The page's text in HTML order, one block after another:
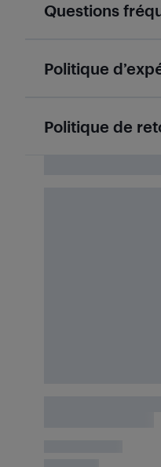
Questions
Politique
Politique de